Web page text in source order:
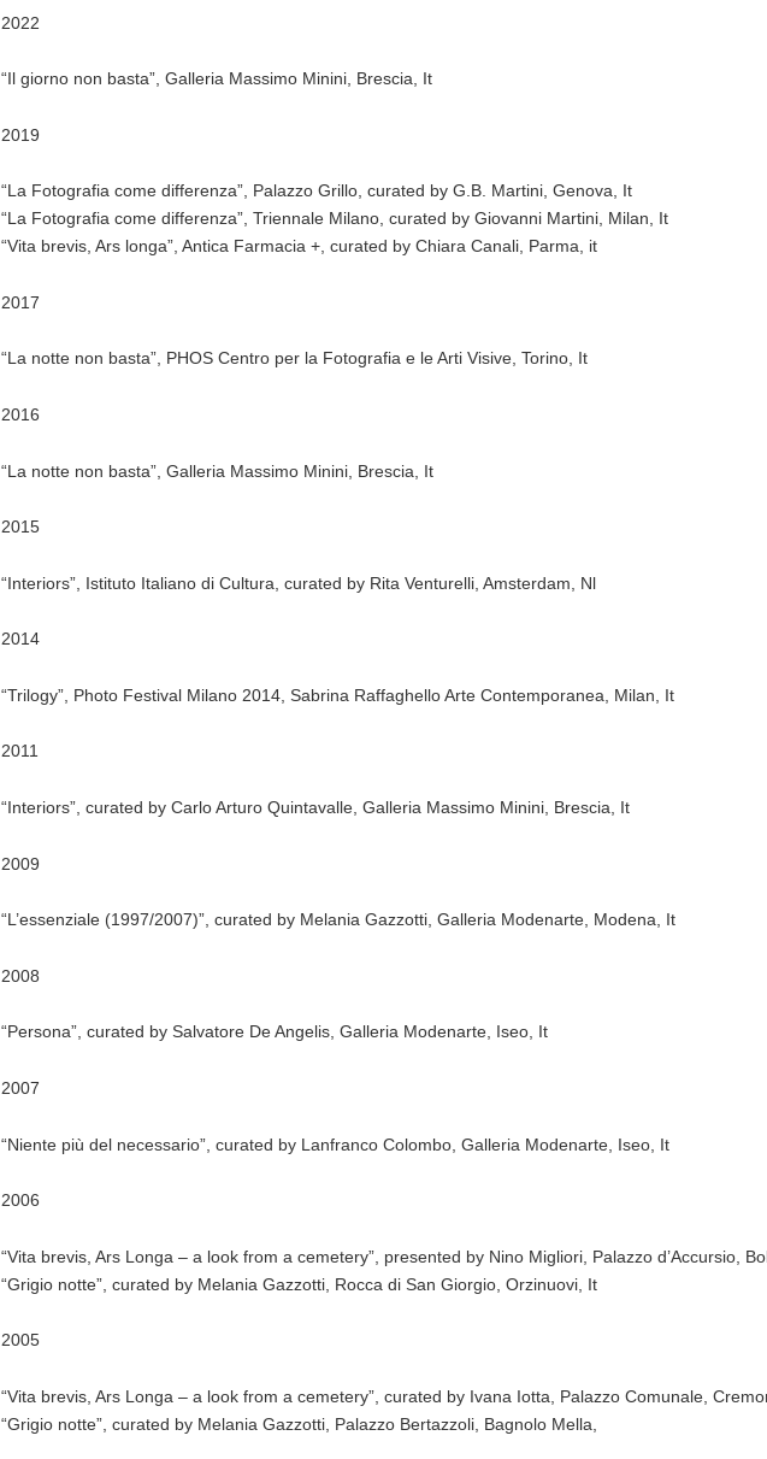
2022
“Il giorno non basta”, Galleria Massimo Minini, Brescia, It
2019
“La Fotografia come differenza”, Palazzo Grillo, curated by G.B. Martini, Genova, It
“La Fotografia come differenza”, Triennale Milano, curated by Giovanni Martini, Milan, It
“Vita brevis, Ars longa”, Antica Farmacia +, curated by Chiara Canali, Parma, it
2017
“La notte non basta”, PHOS Centro per la Fotografia e le Arti Visive, Torino, It
2016
“La notte non basta”, Galleria Massimo Minini, Brescia, It
2015
“Interiors”, Istituto Italiano di Cultura, curated by Rita Venturelli, Amsterdam, Nl
2014
“Trilogy”, Photo Festival Milano 2014, Sabrina Raffaghello Arte Contemporanea, Milan, It
2011
“Interiors”, curated by Carlo Arturo Quintavalle, Galleria Massimo Minini, Brescia, It
2009
“L’essenziale (1997/2007)”, curated by Melania Gazzotti, Galleria Modenarte, Modena, It
2008
“Persona”, curated by Salvatore De Angelis, Galleria Modenarte, Iseo, It
2007
“Niente più del necessario”, curated by Lanfranco Colombo, Galleria Modenarte, Iseo, It
2006
“Vita brevis, Ars Longa – a look from a cemetery”, presented by Nino Migliori, Palazzo d’Accursio,
“Grigio notte”, curated by Melania Gazzotti, Rocca di San Giorgio, Orzinuovi, It
2005
“Vita brevis, Ars Longa – a look from a cemetery”, curated by Ivana Iotta, Palazzo Comunale,
“Grigio notte”, curated by Melania Gazzotti, Palazzo Bertazzoli, Bagnolo Mella,